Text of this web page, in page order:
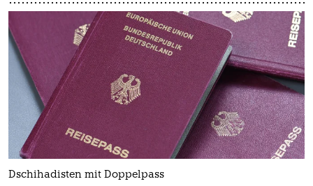
Dschihadisten mit Doppelpass